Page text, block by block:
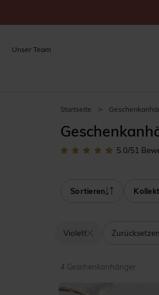
Unser Team
Startseite >
5.0/51
Sortieren
Violett Zurücksetzen
4 Geschenkanhänger